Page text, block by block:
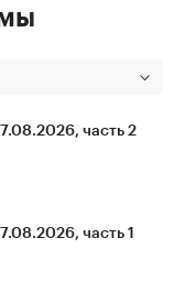
часть 2
часть 1